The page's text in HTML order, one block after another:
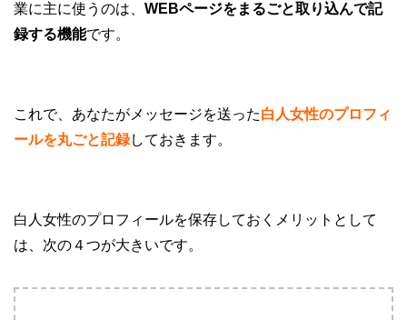
業に主に使うのは、 WEBページをまるごと取り込んで記
録する機能です。
これで、あなたがメッセージを送った白人女性のプロフィ
ールを丸ごと記録しておきます。
白人女性のプロフィールを保存しておくメリットとして
は、次の４つが大きいです。